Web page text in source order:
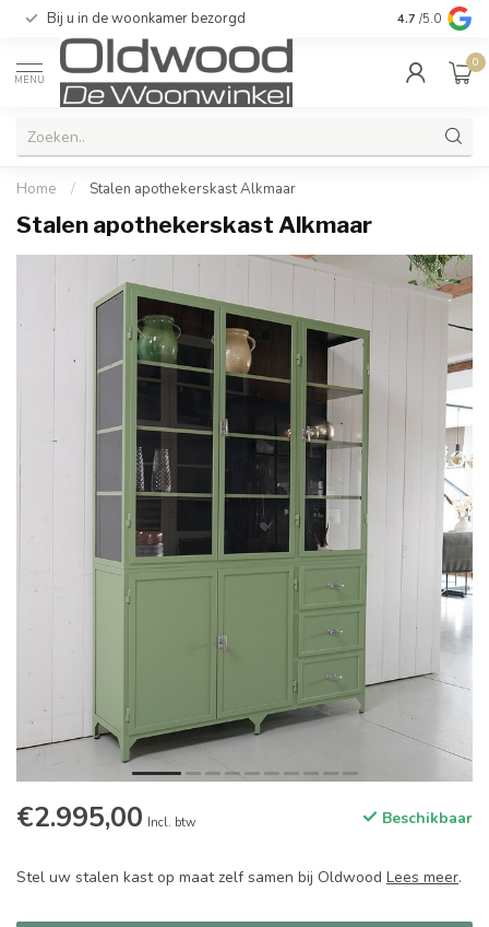
Bij u in de woonkamer bezorgd Kwaliteit &
4.7 /5.0
MENU
0
Home / Stalen apothekerskast Alkmaar
Stalen apothekerskast Alkmaar
€2.995,00 Incl. btw Beschikbaar
Stel uw stalen kast op maat zelf samen bij Oldwood Lees meer.